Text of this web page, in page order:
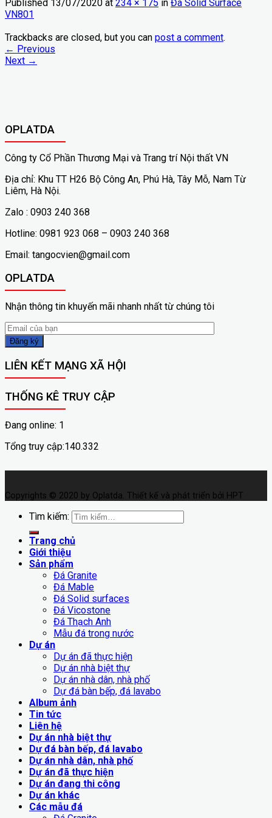
Published 13/07/2020 at 234 × 175 in Đá Solid Surface
VN801
Trackbacks are closed, but you can post a comment.
← Previous
Next →
OPLATDA
Công ty Cổ Phần Thương Mại và Trang trí Nội thất VN
Địa chỉ: Khu TT H26 Bộ Công An, Phú Hà, Tây Mỗ, Nam Từ
Liêm, Hà Nội.
Zalo : 0903 240 368
Hotline: 0981 923 068 – 0903 240 368
Email: tangocvien@gmail.com
OPLATDA
Nhận thông tin khuyến mãi nhanh nhất từ chúng tôi
LIÊN KẾT MẠNG XÃ HỘI
THỐNG KÊ TRUY CẬP
Đang online: 1
Tổng truy cập:140.332
Copyrights © 2020 by Oplatda. Thiết kế và phát triển bởi HPT
Tìm kiếm:
Trang chủ
Giới thiệu
Sản phẩm
Đá Granite
Đá Mable
Đá Solid surfaces
Đá Vicostone
Đá Thạch Anh
Mẫu đá trong nước
Dự án
Dự án đã thực hiện
Dự án nhà biệt thự
Dự án nhà dân, nhà phố
Dự đá bàn bếp, đá lavabo
Album ảnh
Tin tức
Liên hệ
Dự án nhà biệt thự
Dự đá bàn bếp, đá lavabo
Dự án nhà dân, nhà phố
Dự án đã thực hiện
Dự án đang thi công
Dự án khác
Các mẫu đá